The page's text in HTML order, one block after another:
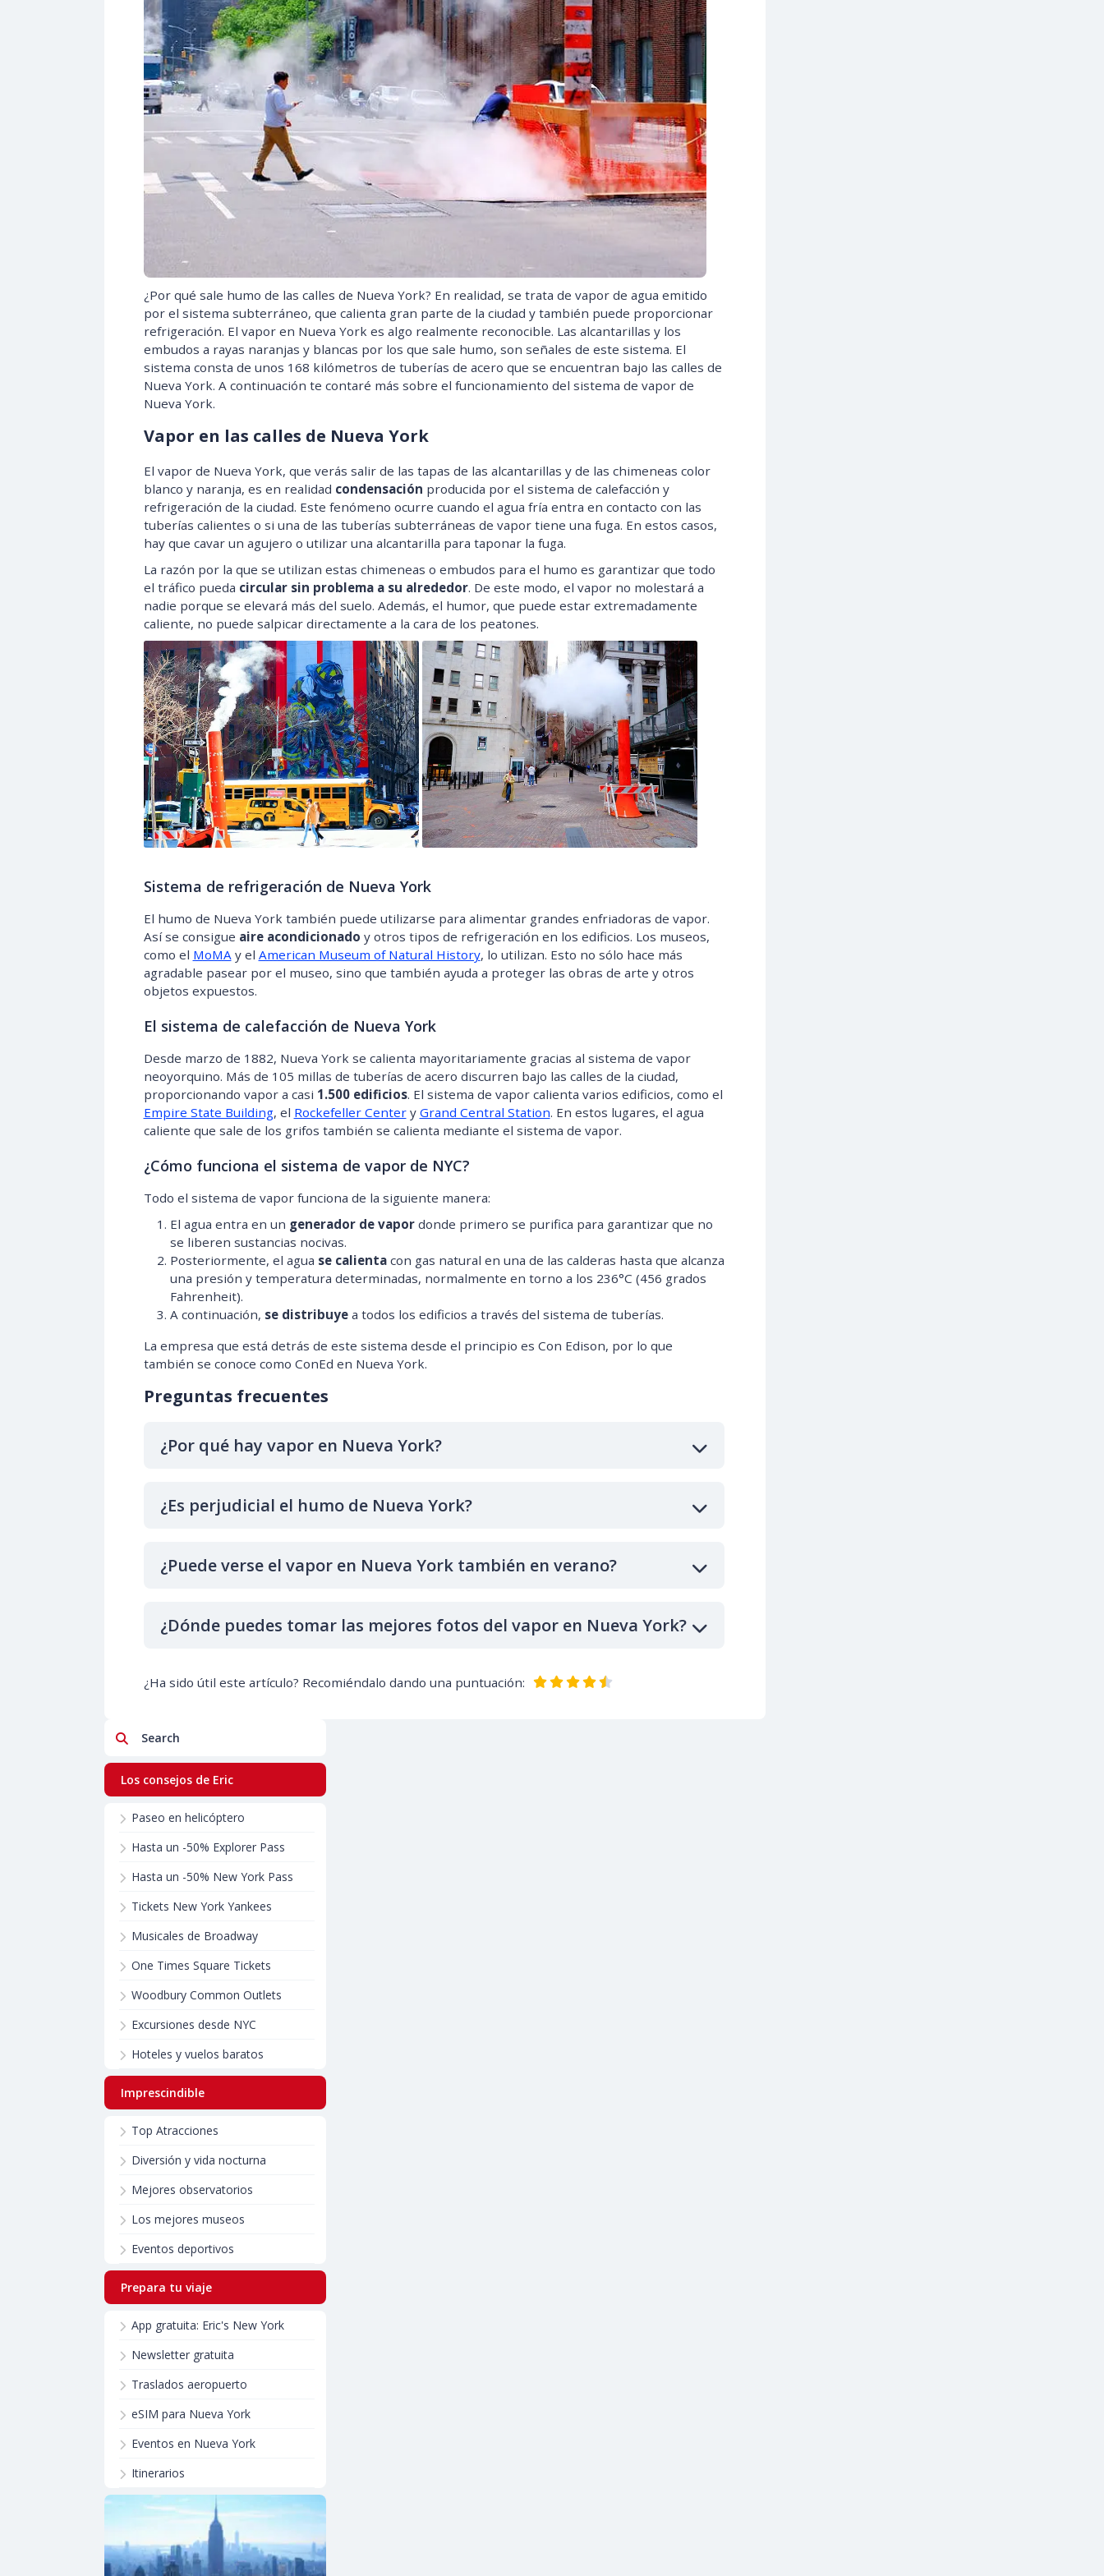
¿Por qué sale humo de las calles de Nueva York? En realidad, se trata de vapor de agua emitido
por el sistema subterráneo, que calienta gran parte de la ciudad y también puede proporcionar
refrigeración. El vapor en Nueva York es algo realmente reconocible. Las alcantarillas y los
embudos a rayas naranjas y blancas por los que sale humo, son señales de este sistema. El
sistema consta de unos 168 kilómetros de tuberías de acero que se encuentran bajo las calles de
Nueva York. A continuación te contaré más sobre el funcionamiento del sistema de vapor de
Nueva York.
Vapor en las calles de Nueva York
El vapor de Nueva York, que verás salir de las tapas de las alcantarillas y de las chimeneas color
blanco y naranja, es en realidad condensación producida por el sistema de calefacción y
refrigeración de la ciudad. Este fenómeno ocurre cuando el agua fría entra en contacto con las
tuberías calientes o si una de las tuberías subterráneas de vapor tiene una fuga. En estos casos,
hay que cavar un agujero o utilizar una alcantarilla para taponar la fuga.
La razón por la que se utilizan estas chimeneas o embudos para el humo es garantizar que todo
el tráfico pueda circular sin problema a su alrededor. De este modo, el vapor no molestará a
nadie porque se elevará más del suelo. Además, el humor, que puede estar extremadamente
caliente, no puede salpicar directamente a la cara de los peatones.
Sistema de refrigeración de Nueva York
El humo de Nueva York también puede utilizarse para alimentar grandes enfriadoras de vapor.
Así se consigue aire acondicionado y otros tipos de refrigeración en los edificios. Los museos,
como el MoMAy el American Museum of Natural History, lo utilizan. Esto no sólo hace más
agradable pasear por el museo, sino que también ayuda a proteger las obras de arte y otros
objetos expuestos.
El sistema de calefacción de Nueva York
Desde marzo de 1882, Nueva York se calienta mayoritariamente gracias al sistema de vapor
neoyorquino. Más de 105 millas de tuberías de acero discurren bajo las calles de la ciudad,
proporcionando vapor a casi 1.500 edificios. El sistema de vapor calienta varios edificios, como el
Empire State Building, el Rockefeller Centery Grand Central Station. En estos lugares, el agua
caliente que sale de los grifos también se calienta mediante el sistema de vapor.
¿Cómo funciona el sistema de vapor de NYC?
Todo el sistema de vapor funciona de la siguiente manera:
El agua entra en un generador de vapordonde primero se purifica para garantizar que no
se liberen sustancias nocivas.
Posteriormente, el agua se calientacon gas natural en una de las calderas hasta que alcanza
una presión y temperatura determinadas, normalmente en torno a los 236°C (456 grados
Fahrenheit).
A continuación, se distribuyea todos los edificios a través del sistema de tuberías.
La empresa que está detrás de este sistema desde el principio es Con Edison, por lo que
también se conoce como ConEd en Nueva York.
Preguntas frecuentes
¿Por qué hay vapor en Nueva York?
¿Es perjudicial el humo de Nueva York?
¿Puede verse el vapor en Nueva York también en verano?
¿Dónde puedes tomar las mejores fotos del vapor en Nueva York?
¿Ha sido útil este artículo? Recomiéndalo dando una puntuación:
Search
Los consejos de Eric
Paseo en helicóptero
Hasta un -50% Explorer Pass
Hasta un -50% New York Pass
Tickets New York Yankees
Musicales de Broadway
One Times Square Tickets
Woodbury Common Outlets
Excursiones desde NYC
Hoteles y vuelos baratos
Imprescindible
Top Atracciones
Diversión y vida nocturna
Mejores observatorios
Los mejores museos
Eventos deportivos
Prepara tu viaje
App gratuita: Eric's New York
Newsletter gratuita
Traslados aeropuerto
eSIM para Nueva York
Eventos en Nueva York
Itinerarios